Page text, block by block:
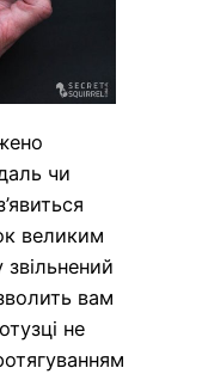
чи
великим
вам
не